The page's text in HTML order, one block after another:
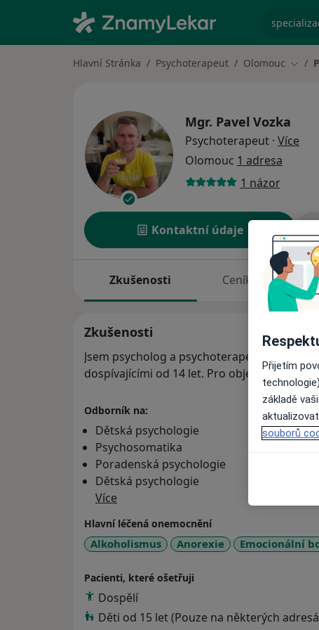
Hlavní Stránka Psychoterapeut Olomouc
Mgr. Pavel Vozka
Psychoterapeut · Více
Olomouc 1 adresa
1 názor
Kontaktní údaje
Zkušenosti Ceník
Zkušenosti
Jsem psycholog a psychoterapeut
dospívajícími od 14 let. Pro objednání
Odborník na:
Dětská psychologie
Psychosomatika
Poradenská psychologie
Dětská psychologie
Více
Hlavní léčená onemocnění
Alkoholismus Anorexie Emocionální
Pacienti, které ošetřuji
Dospělí
Děti od 15 let (Pouze na některých
Přijetím
základě
souborů